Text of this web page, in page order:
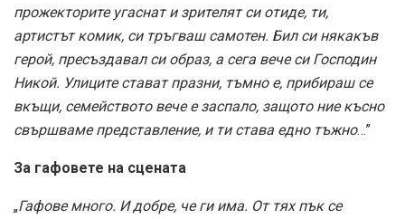
прожекторите угаснат и зрителят си отиде, ти,
артистът комик, си тръгваш самотен. Бил си някакъв
герой, пресъздавал си образ, а сега вече си Господин
Никой. Улиците стават празни, тъмно е, прибираш се
вкъщи, семейството вече е заспало, защото ние късно
свършваме представление, и ти става едно тъжно…”
За гафовете на сцената
„Гафове много. И добре, че ги има. От тях пък се